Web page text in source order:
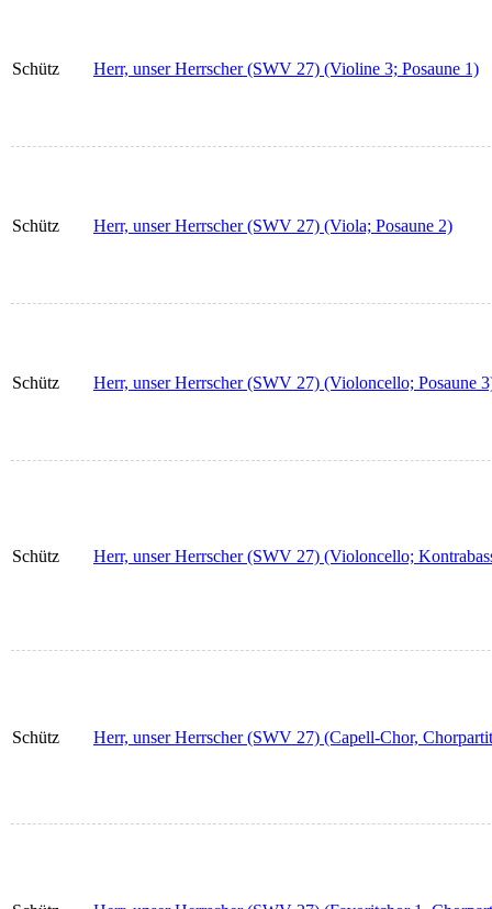
Schütz Herr, unser Herrscher (SWV 27) (Violine 3; Posaune 1)
Schütz Herr, unser Herrscher (SWV 27) (Viola; Posaune 2)
Schütz Herr, unser Herrscher (SWV 27) (Violoncello; Posaune
Schütz Herr, unser Herrscher (SWV 27) (Violoncello;
Schütz Herr, unser Herrscher (SWV 27) (Capell-Chor,